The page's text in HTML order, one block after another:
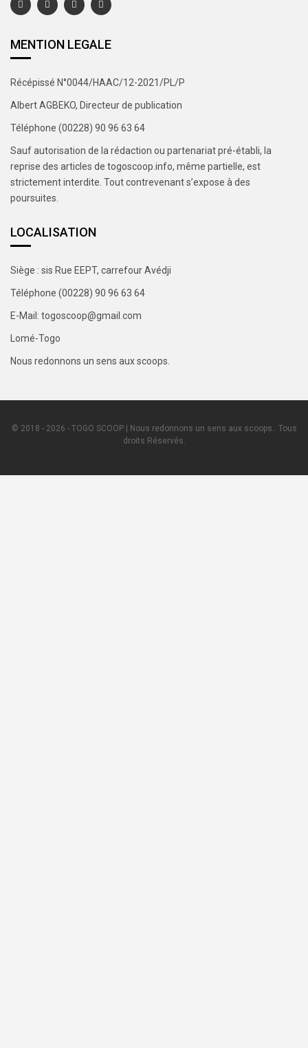
MENTION LEGALE
Récépissé N°0044/HAAC/12-2021/PL/P
Albert AGBEKO, Directeur de publication
Téléphone (00228) 90 96 63 64
Sauf autorisation de la rédaction ou partenariat pré-établi, la
reprise des articles de togoscoop.info, même partielle, est
strictement interdite. Tout contrevenant s’expose à des
poursuites.
LOCALISATION
Siège : sis Rue EEPT, carrefour Avédji
Téléphone (00228) 90 96 63 64
E-Mail: togoscoop@gmail.com
Lomé-Togo
Nous redonnons un sens aux scoops.
© 2018 - 2026 - TOGO SCOOP | Nous redonnons un sens aux scoops.. Tous
droits Réservés.